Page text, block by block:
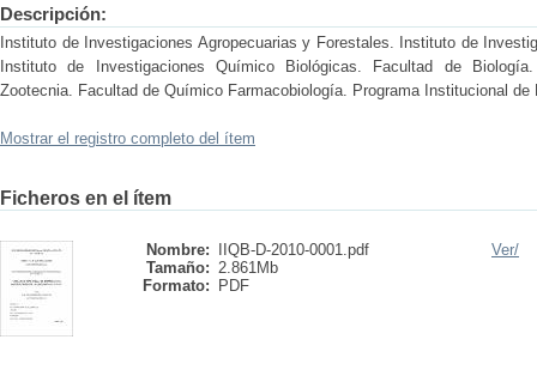
Descripción:
Instituto de Investigaciones Agropecuarias y Forestales. Instituto de
Instituto de Investigaciones Químico Biológicas. Facultad de
Zootecnia. Facultad de Químico Farmacobiología. Programa Institucional
Mostrar el registro completo del ítem
Ficheros en el ítem
Nombre:
IIQB-D-2010-0001.pdf
Tamaño: 2.861Mb
Formato:
PDF
Ver/